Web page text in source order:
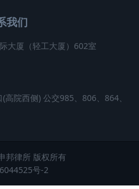
我们
大厦（轻工大厦）602室
院西侧) 公交985、806、864、
邦律所 版权所有
号-2